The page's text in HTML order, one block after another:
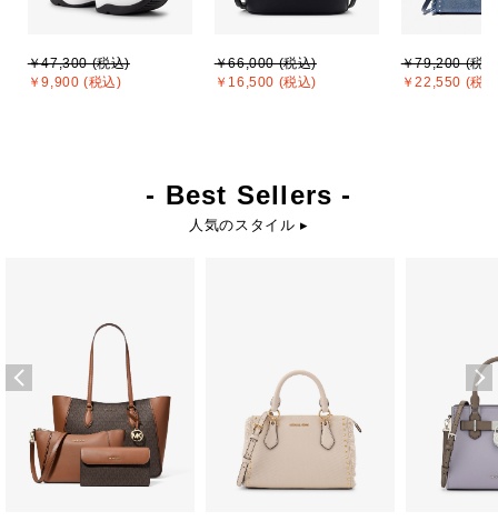
￥47,300 (税込)
￥9,900 (税込)
￥66,000 (税込)
￥16,500 (税込)
￥79,200 (税
￥22,550 (税
- Best Sellers -
人気のスタイル ▸